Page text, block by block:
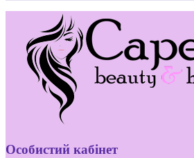
Особистий кабінет